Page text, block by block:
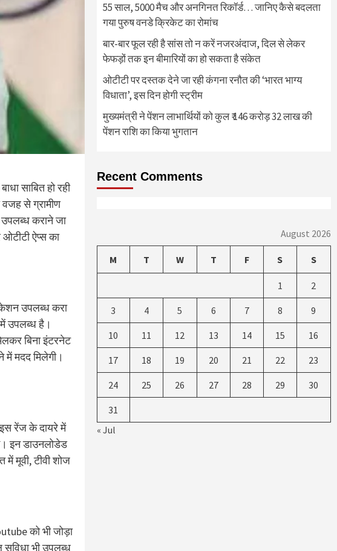
साबित हो रही
वजह से ग्रामीण
उपलब्ध कराने जा
ऐप्स का
उपलब्ध करा
में उपलब्ध है।
बिना इंटरनेट
मदद मिलेगी।
रेंज के दायरे में
इन डाउनलोडेड
मूवी, टीवी शोज
को भी जोड़ा
भी उपलब्ध
55 साल, 5000 मैच और अनगिनत रिकॉर्ड… जानिए कैसे बदलता
गया पुरुष वनडे क्रिकेट का रोमांच
बार-बार फूल रही है सांस तो न करें नजरअंदाज, दिल से लेकर
फेफड़ों तक इन बीमारियों का हो सकता है संकेत
ओटीटी पर दस्तक देने जा रही कंगना रनौत की ‘भारत भाग्य
विधाता’, इस दिन होगी स्ट्रीम
मुख्यमंत्री ने पेंशन लाभार्थियों को कुल ₹ 146 करोड़ 32 लाख की
पेंशन राशि का किया भुगतान
Recent Comments
August 2026
M T W T F S S
1 2
3 4 5 6 7 8 9
10 11 12 13 14 15 16
17 18 19 20 21 22 23
24 25 26 27 28 29 30
31
« Jul